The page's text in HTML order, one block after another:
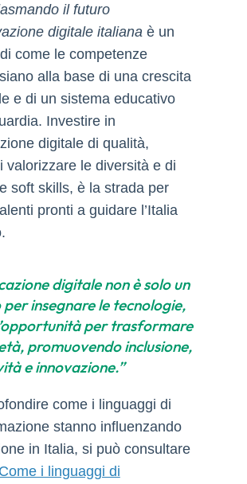
il futuro
digitale italiana è un
come le competenze
alla base di una crescita
e di un sistema educativo
Investire in
digitale di qualità,
valorizzare le diversità e di
soft skills, è la strada per
pronti a guidare l’Italia
digitale non è solo un
per insegnare le tecnologie,
per trasformare
promuovendo inclusione,
e innovazione.”
come i linguaggi di
stanno influenzando
in Italia, si può consultare
Come i linguaggi di